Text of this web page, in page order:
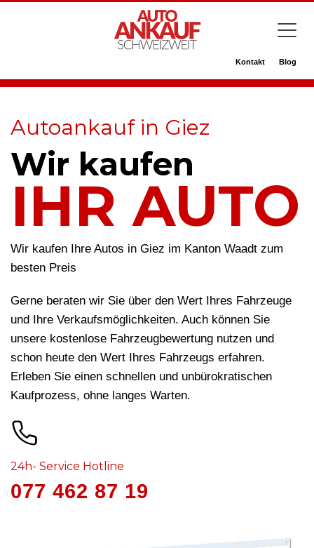
Kontakt Blog
Autoankauf in Giez
Wir kaufen
IHR AUTO
Wir kaufen Ihre Autos in Giez im Kanton Waadt zum
besten Preis
Gerne beraten wir Sie über den Wert Ihres Fahrzeuge
und Ihre Verkaufsmöglichkeiten. Auch können Sie
unsere kostenlose Fahrzeugbewertung nutzen und
schon heute den Wert Ihres Fahrzeugs erfahren.
Erleben Sie einen schnellen und unbürokratischen
Kaufprozess, ohne langes Warten.
24h- Service Hotline
077 462 87 19